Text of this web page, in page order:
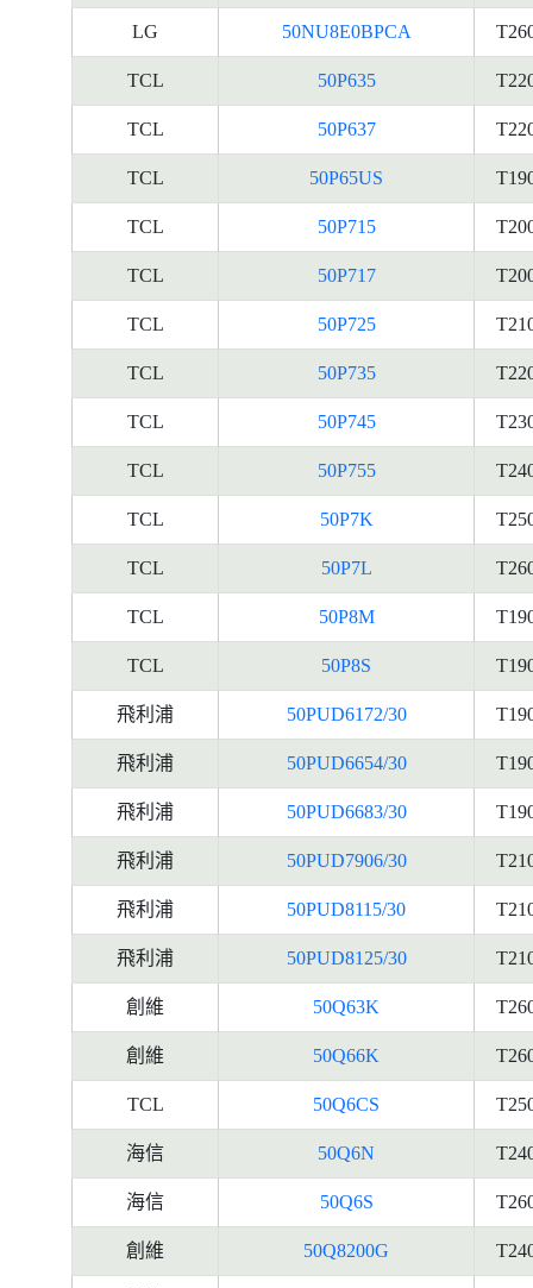
LG 50NU8E0BPCA
TCL 50P635
TCL 50P637
TCL 50P65US
TCL 50P715
TCL 50P717
TCL 50P725
TCL 50P735
TCL 50P745
TCL 50P755
TCL 50P7K
TCL 50P7L
TCL 50P8M
TCL 50P8S
飛利浦 50PUD6172/30
飛利浦 50PUD6654/30
飛利浦 50PUD6683/30
飛利浦 50PUD7906/30
飛利浦 50PUD8115/30
飛利浦 50PUD8125/30
創維 50Q63K
創維 50Q66K
TCL 50Q6CS
海信 50Q6N
海信 50Q6S
創維 50Q8200G